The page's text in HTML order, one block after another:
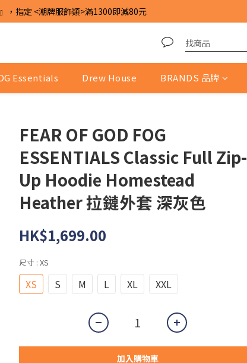
，指定 <潮牌服飾類>滿1300即減80元
Essentials Drew House BRANDS 品牌
FEAR OF GOD FOG
ESSENTIALS Classic Full Zip-
Up Hoodie Homestead
Heather 拉鏈外套 深灰色
HK$1,699.00
尺寸 : XS
XS S M L XL XXL
加入購物車